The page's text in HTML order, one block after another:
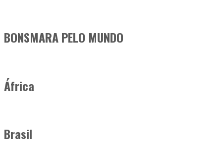
BONSMARA PELO MUNDO
África
Brasil